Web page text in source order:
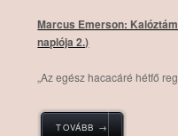
Marcus Emerson:
naplója 2.)
„Az ​egész hacacáré hétfő
TOVÁBB →